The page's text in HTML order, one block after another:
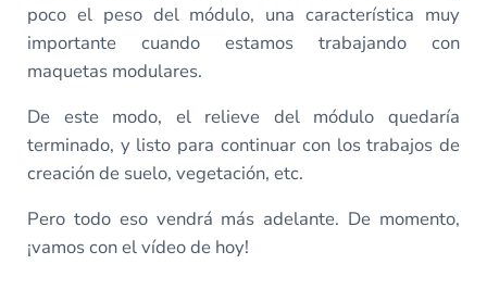
poco el peso del módulo, una característica muy
importante cuando estamos trabajando con
maquetas modulares.
De este modo, el relieve del módulo quedaría
terminado, y listo para continuar con los trabajos de
creación de suelo, vegetación, etc.
Pero todo eso vendrá más adelante. De momento,
¡vamos con el vídeo de hoy!